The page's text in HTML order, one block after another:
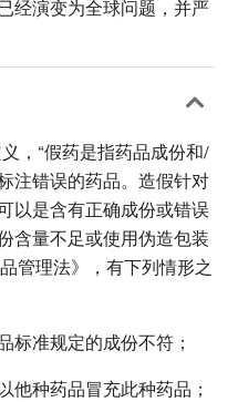
经演变为全球问题，并严
，“假药是指药品成份和/
注错误的药品。造假针对
以是含有正确成份或错误
含量不足或使用伪造包装
管理法》，有下列情形之
标准规定的成份不符；
他种药品冒充此种药品；